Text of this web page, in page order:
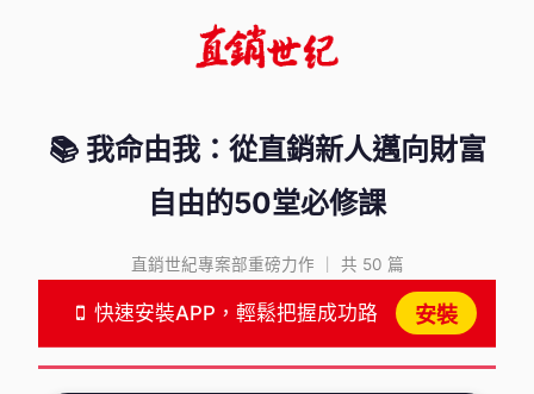
📚 我命由我：從直銷新人邁向財富
自由的50堂必修課
直銷世紀專案部重磅力作 ｜ 共 50 篇
快速安裝APP，輕鬆把握成功路 安裝